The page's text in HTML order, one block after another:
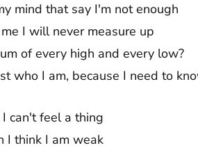
mind that say I'm not enough
I will never measure up
of every high and every low?
who I am, because I need to
can't feel a thing
I think I am weak